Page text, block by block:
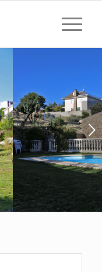
Posterior
1 2 3 4 5